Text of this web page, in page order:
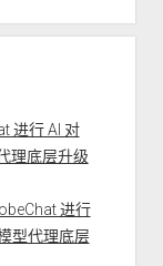
进行 AI 对
理底层升级
进行
型代理底层